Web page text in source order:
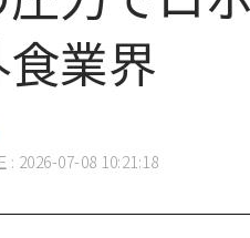
業界
: 2026-07-08 10:21:18